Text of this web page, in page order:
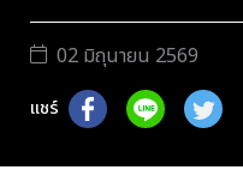
02 มิถุนายน 2569
แชร์